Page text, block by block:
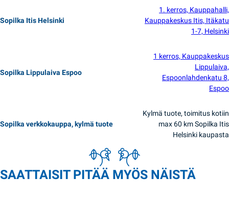
Sopilka Itis Helsinki
1. kerros, Kauppahalli,
Kauppakeskus Itis, Itäkatu
1-7, Helsinki
Sopilka Lippulaiva Espoo
1 kerros, Kauppakeskus
Lippulaiva,
Espoonlahdenkatu 8,
Espoo
Sopilka verkkokauppa, kylmä tuote
Kylmä tuote, toimitus kotiin
max 60 km Sopilka Itis
Helsinki kaupasta
SAATTAISIT PITÄÄ MYÖS NÄISTÄ